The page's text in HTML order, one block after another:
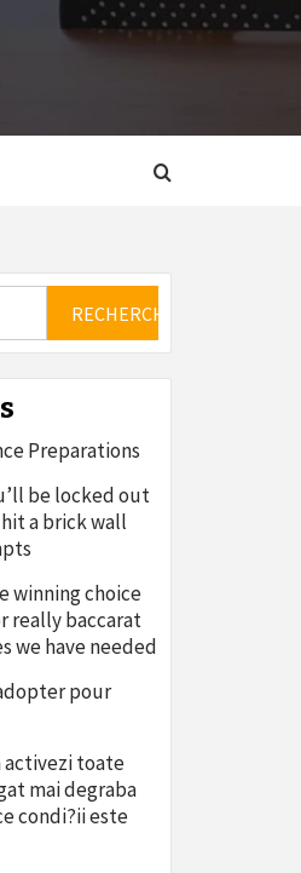
Preparations
be locked out
a brick wall
winning choice
really baccarat
we have needed
pour
activezi toate
mai degraba
condi?ii este